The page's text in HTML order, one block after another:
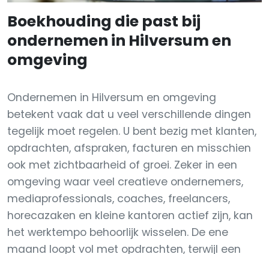
Boekhouding die past bij
ondernemen in Hilversum en
omgeving
Ondernemen in Hilversum en omgeving
betekent vaak dat u veel verschillende dingen
tegelijk moet regelen. U bent bezig met klanten,
opdrachten, afspraken, facturen en misschien
ook met zichtbaarheid of groei. Zeker in een
omgeving waar veel creatieve ondernemers,
mediaprofessionals, coaches, freelancers,
horecazaken en kleine kantoren actief zijn, kan
het werktempo behoorlijk wisselen. De ene
maand loopt vol met opdrachten, terwijl een